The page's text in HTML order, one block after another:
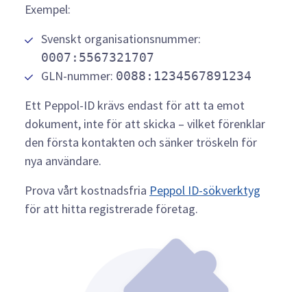
Exempel:
Svenskt organisationsnummer:
0007:5567321707
GLN-nummer: 0088:1234567891234
Ett Peppol-ID krävs endast för att ta emot
dokument, inte för att skicka – vilket förenklar
den första kontakten och sänker tröskeln för
nya användare.
Prova vårt kostnadsfria Peppol ID-sökverktyg
för att hitta registrerade företag.